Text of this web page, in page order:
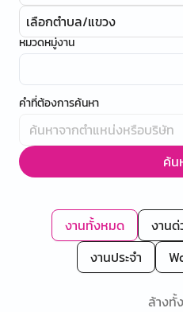
เลือกตำบล/แขวง
หมวดหมู่งาน
คำที่ต้องการค้นหา
ค้น
งานทั้งหมด งานด่
งานประจำ
ล้างทั้